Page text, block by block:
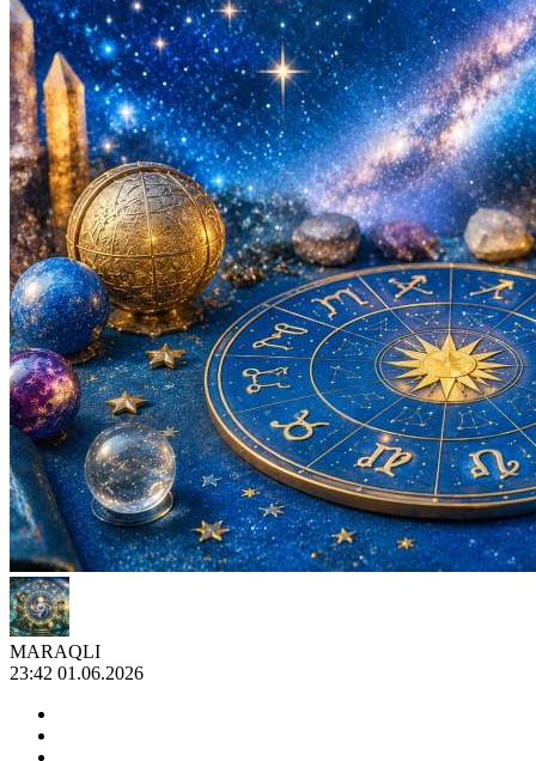
MARAQLI
23:42 01.06.2026